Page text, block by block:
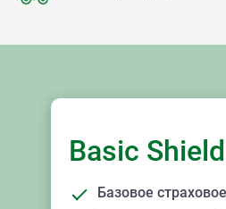
Basic Shield
Базовое